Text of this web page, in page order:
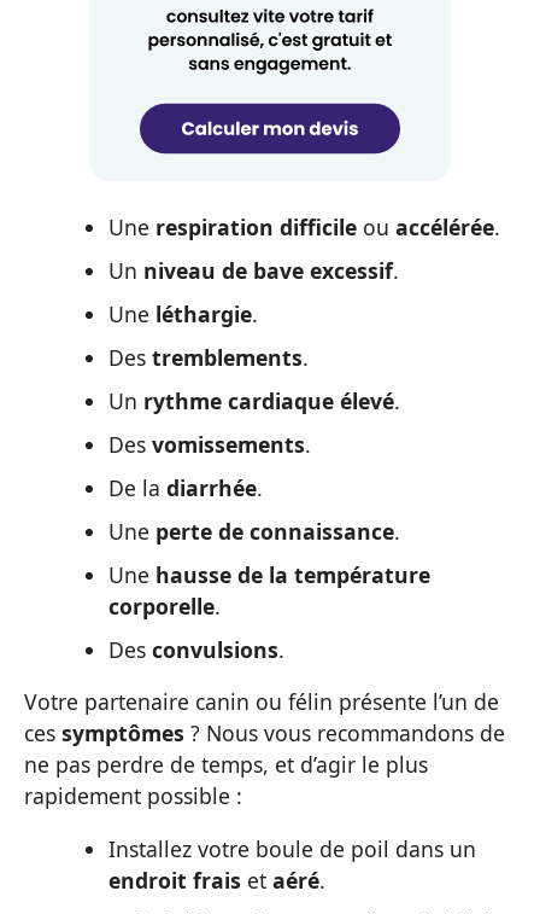
Une respiration difficile ou accélérée.
Un niveau de bave excessif.
Une léthargie.
Des tremblements.
Un rythme cardiaque élevé.
Des vomissements.
De la diarrhée.
Une perte de connaissance.
Une hausse de la température
corporelle.
Des convulsions.
Votre partenaire canin ou félin présente l’un de
ces symptômes ? Nous vous recommandons de
ne pas perdre de temps, et d’agir le plus
rapidement possible :
Installez votre boule de poil dans un
endroit frais et aéré.